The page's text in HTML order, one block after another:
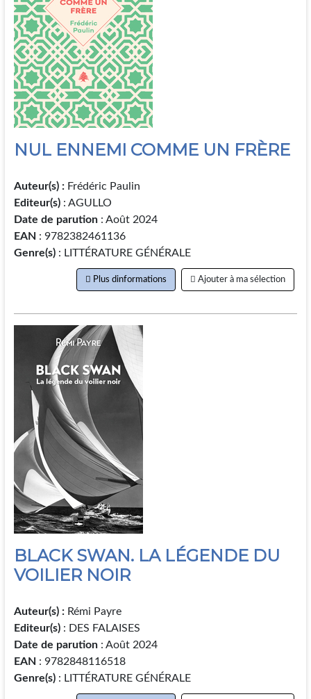
NUL ENNEMI COMME UN FRÈRE
Auteur(s) :Frédéric Paulin
Editeur(s) : AGULLO
Date de parution: Août 2024
EAN : 9782382461136
Genre(s): LITTÉRATURE GÉNÉRALE
Plus dinformations Ajouter à ma sélection
BLACK SWAN. LA LÉGENDE DU
VOILIER NOIR
Auteur(s) :Rémi Payre
Editeur(s) : DES FALAISES
Date de parution: Août 2024
EAN : 9782848116518
Genre(s): LITTÉRATURE GÉNÉRALE